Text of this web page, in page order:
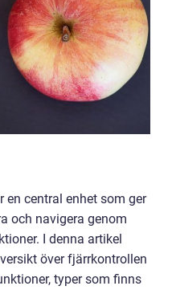
en central enhet som ger
och navigera genom
I denna artikel
över fjärrkontrollen
typer som finns